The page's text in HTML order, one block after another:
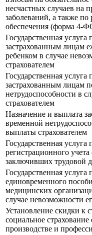
несчастных случаев на
заболеваний, а также по
обеспечения (форма 4-
Государственная
застрахованным лицам
ребенком в случае
страхователем
Государственная
застрахованным лицам
нетрудоспособности в
страхователем
Назначение и выплата
временной
выплаты страхователем
Государственная
регистрационного
заключивших трудовой
Государственная
единовременного
медицинских
случае невозможности
Установление скидки к
социальное
производстве и